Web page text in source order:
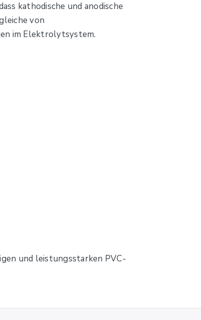
kathodische und anodische
von
im Elektrolytsystem.
und leistungsstarken PVC-